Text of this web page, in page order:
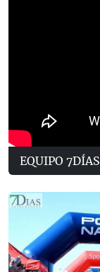
EQUIPO 7DÍAS